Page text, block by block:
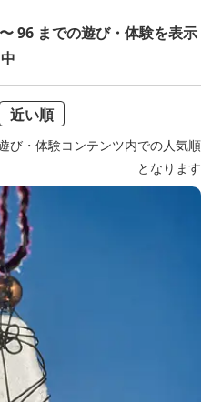
96 までの遊び・体験を表示
中
近い順
び・体験コンテンツ内での人気順
となります